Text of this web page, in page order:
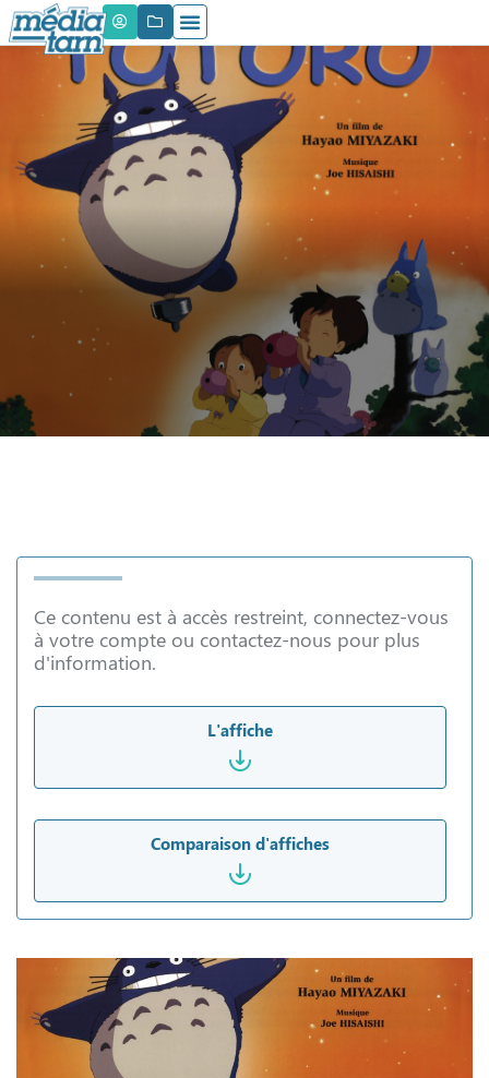
Ce contenu est à accès restreint, connectez-vous
à votre compte ou contactez-nous pour plus
d'information.
L'affiche
Comparaison d'affiches